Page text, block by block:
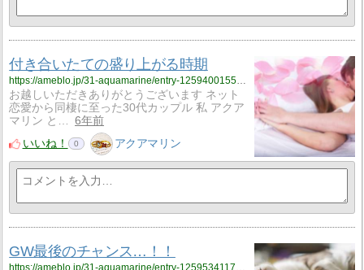
付き合いたての盛り上がる時期
https://ameblo.jp/31-aquamarine/entry-12594001555.html
お越しいただきありがとうございます ネット
恋愛から同棲に至った30代カップル 私 アクア
マリン と…
6年前
いいね！
0 アクアマリン
GW最後のチャンス…！！
https://ameblo.jp/31-aquamarine/entry-12595341170.html